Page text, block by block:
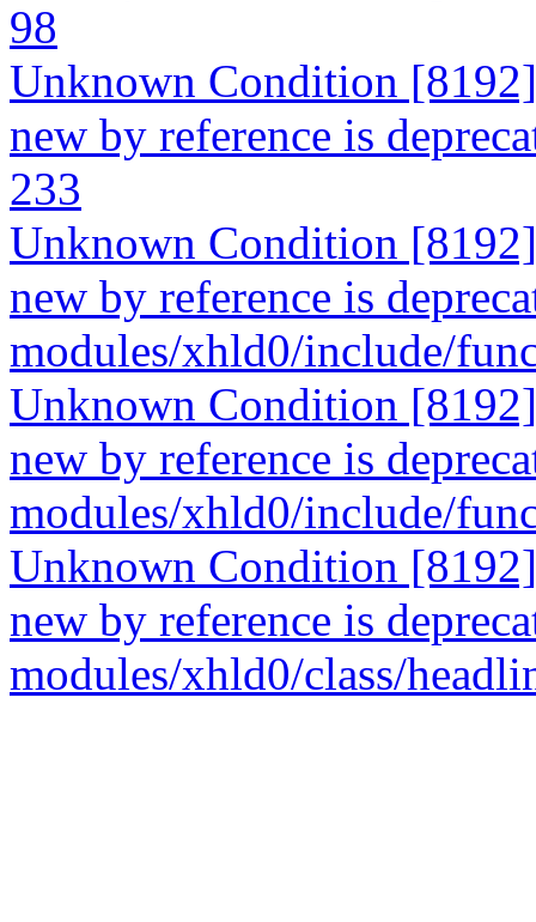
98
Unknown Condition
new by reference is
233
Unknown Condition
new by reference is
modules/xhld0/include/
Unknown Condition
new by reference is
modules/xhld0/include/
Unknown Condition
new by reference is
modules/xhld0/class/